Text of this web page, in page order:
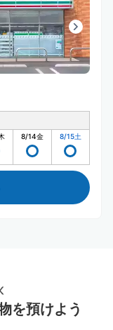
8/14金 8/15土
ロッカー
を預けよう